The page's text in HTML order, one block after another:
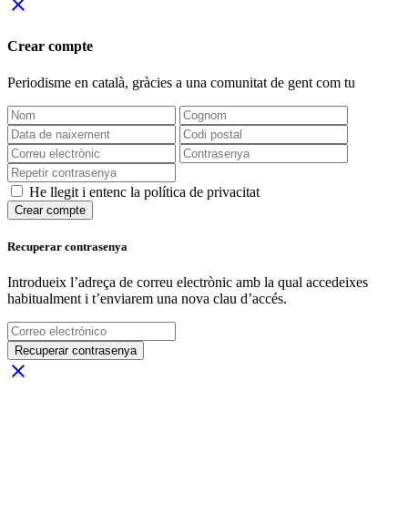
close
Crear compte
Periodisme en català, gràcies a una comunitat de gent com tu
He llegit i entenc la política de privacitat
Crear compte
Recuperar contrasenya
Introdueix l’adreça de correu electrònic amb la qual accedeixes
habitualment i t’enviarem una nova clau d’accés.
Recuperar contrasenya
close